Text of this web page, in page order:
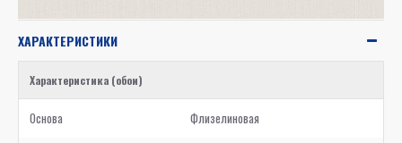
ХАРАКТЕРИСТИКИ
Характеристика (обои)
Основа Флизелиновая